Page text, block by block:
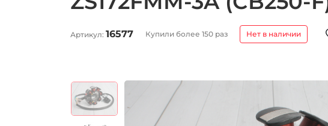
Артикул: 16577 Купили более 150 раз Нет в наличии